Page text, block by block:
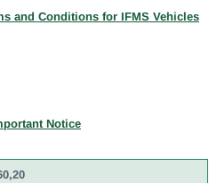
and Conditions for IFMS Vehicles
Notice